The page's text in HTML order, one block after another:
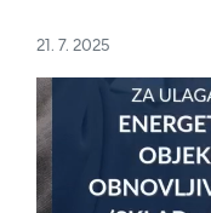
21. 7. 2025